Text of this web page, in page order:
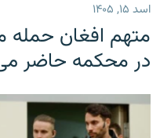
اسد ۱۵, ۱۴۰۵
متهم افغان حمله
در محکمه حاضر